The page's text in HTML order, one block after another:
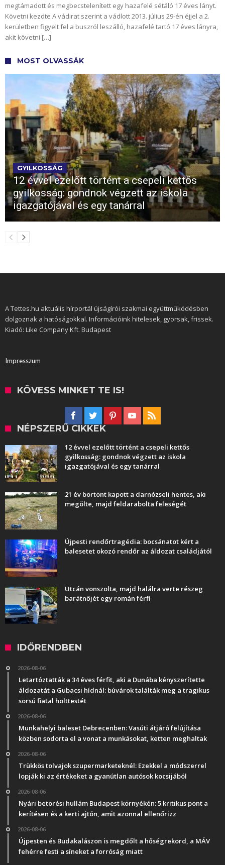
megtámadott és megbecstelenített egy hazafelé sétáló 17 éves lányt.
Követni kezdte A vádirat szerint a vádlott 2013. július 29-én éjjel a 2.
kerületben figyelt fel a buszról leszálló, hazafelé tartó 17 éves lányra,
akit követni […]
MOST OLVASSÁK
GYILKOSSÁG
12 évvel ezelőtt történt a csepeli kettős
gyilkosság: gondnok végzett az iskola
igazgatójával és egy tanárral
A Tettes.hu aktuális hírportál újságírói szakmai együttműködésben
dolgoznak a hatóságokkal. Információink hitelesek, gyorsak, frissek.
Kiadó: Like Company Kft. Budapest
Impresszum
KÖVESS MINKET TE IS!
NÉPSZERŰ CIKKEK
12 évvel ezelőtt történt a csepeli kettős
gyilkosság: gondnok végzett az iskola
igazgatójával és egy tanárral
21 év börtönt kapott a darnózseli hentes, aki
megölte, majd feldarabolta feleségét
Újpesti rendőrtragédia: bocsánatot kért a
balesetet okozó rendőr az áldozat családjától
Utcán vonszolta, majd halálra verte részeg
barátnőjét egy román férfi
IDŐRENDBEN
2026-08-06
Letartóztatták a 34 éves férfit, aki a Dunába kényszerítette
áldozatát a Gubacsi hídnál: búvárok találták meg a tragikus
sorsú fiatal holttestét
2026-08-06
Munkahelyi baleset Debrecenben: Vasúti átjáró felújítása
közben sodorta el a vonat a munkásokat, ketten meghaltak
2026-08-06
Trükkös tolvajok szupermarketeknél: Ezekkel a módszerrel
lopják ki az értékeket a gyanútlan autósok kocsijából
2026-08-06
Nyári betörési hullám Budapest környékén: 5 kritikus pont a
kerítésen és a kerti ajtón, amit azonnal ellenőrizz
2026-08-06
Újpesten és Budakalászon is megdőlt a hőségrekord, a MÁV
fehérre festi a síneket a forróság miatt